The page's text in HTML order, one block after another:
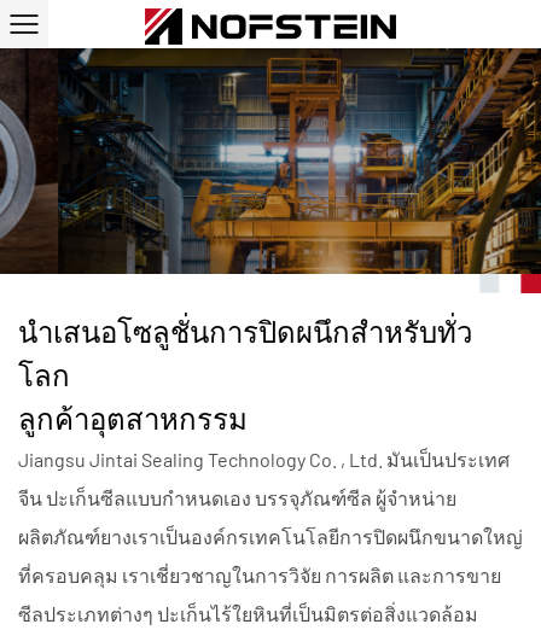
ซีลถลุงเหล็ก
นำเสนอโซลูชั่นการปิดผนึกสำหรับทั่ว
โลก
ลูกค้าอุตสาหกรรม
Jiangsu Jintai Sealing Technology Co. , Ltd. มันเป็นประเทศ
จีน ปะเก็นซีลแบบกำหนดเอง บรรจุภัณฑ์ซีล ผู้จำหน่าย
ผลิตภัณฑ์ยางเราเป็นองค์กรเทคโนโลยีการปิดผนึกขนาดใหญ่
ที่ครอบคลุม เราเชี่ยวชาญในการวิจัย การผลิต และการขาย
ซีลประเภทต่างๆ ปะเก็นไร้ใยหินที่เป็นมิตรต่อสิ่งแวดล้อม